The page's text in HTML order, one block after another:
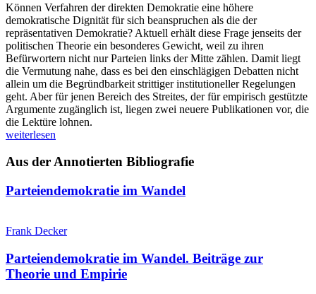
Können Verfahren der direkten Demokratie eine höhere
demokratische Dignität für sich beanspruchen als die der
repräsentativen Demokratie? Aktuell erhält diese Frage jenseits der
politischen Theorie ein besonderes Gewicht, weil zu ihren
Befürwortern nicht nur Parteien links der Mitte zählen. Damit liegt
die Vermutung nahe, dass es bei den einschlägigen Debatten nicht
allein um die Begründbarkeit strittiger institutioneller Regelungen
geht. Aber für jenen Bereich des Streites, der für empirisch gestützte
Argumente zugänglich ist, liegen zwei neuere Publikationen vor, die
die Lektüre lohnen.
weiterlesen
Aus der Annotierten Bibliografie
Parteiendemokratie im Wandel
Frank Decker
Parteiendemokratie im Wandel. Beiträge zur
Theorie und Empirie